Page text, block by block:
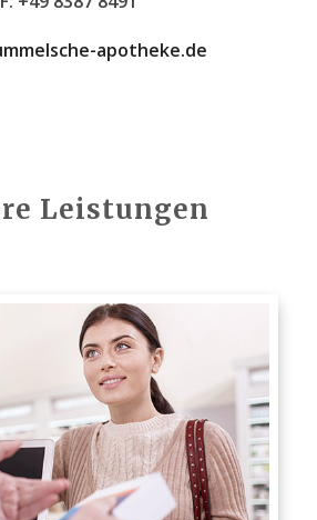
apotheke.de
Leistungen